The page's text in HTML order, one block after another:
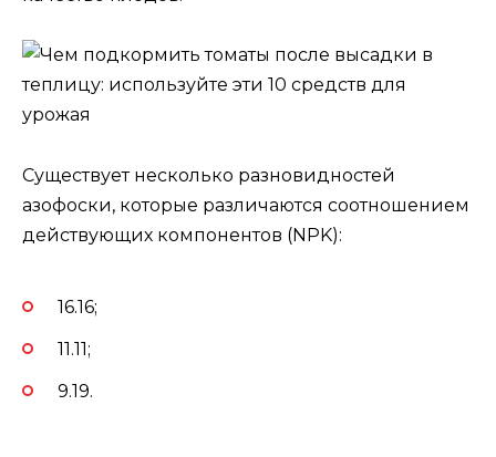
Существует несколько разновидностей
азофоски, которые различаются соотношением
действующих компонентов (NPK):
16.16;
11.11;
9.19.